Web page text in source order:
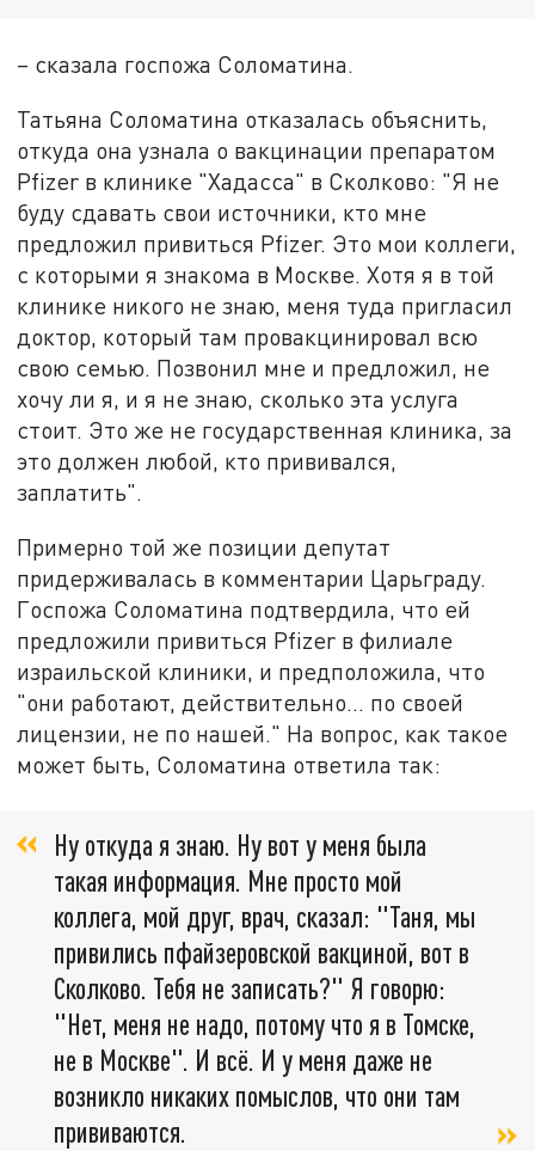
– сказала госпожа Соломатина.
Татьяна Соломатина отказалась объяснить,
откуда она узнала о вакцинации препаратом
Pfizer в клинике "Хадасса" в Сколково: "Я не
буду сдавать свои источники, кто мне
предложил привиться Pfizer. Это мои коллеги,
с которыми я знакома в Москве. Хотя я в той
клинике никого не знаю, меня туда пригласил
доктор, который там провакцинировал всю
свою семью. Позвонил мне и предложил, не
хочу ли я, и я не знаю, сколько эта услуга
стоит. Это же не государственная клиника, за
это должен любой, кто прививался,
заплатить".
Примерно той же позиции депутат
придерживалась в комментарии Царьграду.
Госпожа Соломатина подтвердила, что ей
предложили привиться Pfizer в филиале
израильской клиники, и предположила, что
"они работают, действительно... по своей
лицензии, не по нашей." На вопрос, как такое
может быть, Соломатина ответила так:
Ну откуда я знаю. Ну вот у меня была
такая информация. Мне просто мой
коллега, мой друг, врач, сказал: "Таня, мы
привились пфайзеровской вакциной, вот в
Сколково. Тебя не записать?" Я говорю:
"Нет, меня не надо, потому что я в Томске,
не в Москве". И всё. И у меня даже не
возникло никаких помыслов, что они там
прививаются.